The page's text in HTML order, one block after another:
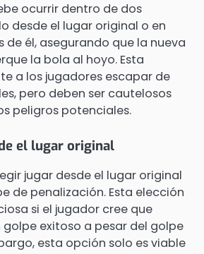
ocurrir dentro de dos
desde el lugar original o en
él, asegurando que la nueva
la bola al hoyo. Esta
a los jugadores escapar de
pero deben ser cautelosos
peligros potenciales.
el lugar original
jugar desde el lugar original
de penalización. Esta elección
si el jugador cree que
golpe exitoso a pesar del golpe
esta opción solo es viable